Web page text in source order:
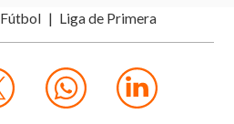
Fútbol Liga de Primera